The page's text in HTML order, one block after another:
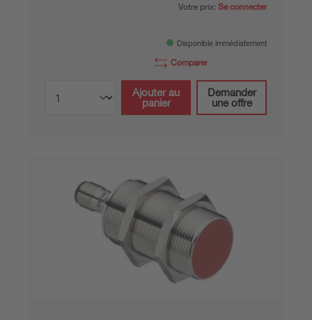
Votre prix: Se connecter
Disponible immédiatement
Comparer
Ajouter au
panier
Demander
une offre